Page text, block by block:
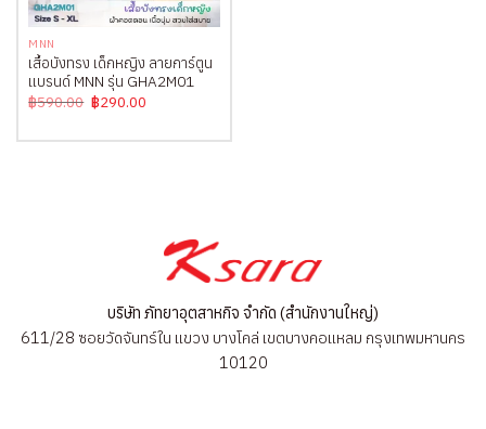
MNN
เสื้อบังทรง เด็กหญิง ลายการ์ตูน
แบรนด์ MNN รุ่น GHA2M01
฿590.00 Original
price
฿590.00.
฿290.00
฿290.00.
บริษัท ภัทยาอุตสาหกิจ จำกัด (สำนักงานใหญ่)
611/28 ซอยวัดจันทร์ใน แขวง บางโคล่ เขตบางคอแหลม กรุงเทพมหานคร
10120